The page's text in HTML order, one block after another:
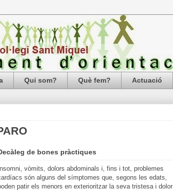
Qui som? Què fem? Actuació
de bones pràctiques
Insomni, vòmits, dolors abdominals i, fins i tot, problemes
són alguns del símptomes que, segons les edats,
patir els menors en exterioritzar la seva tristesa i dolor